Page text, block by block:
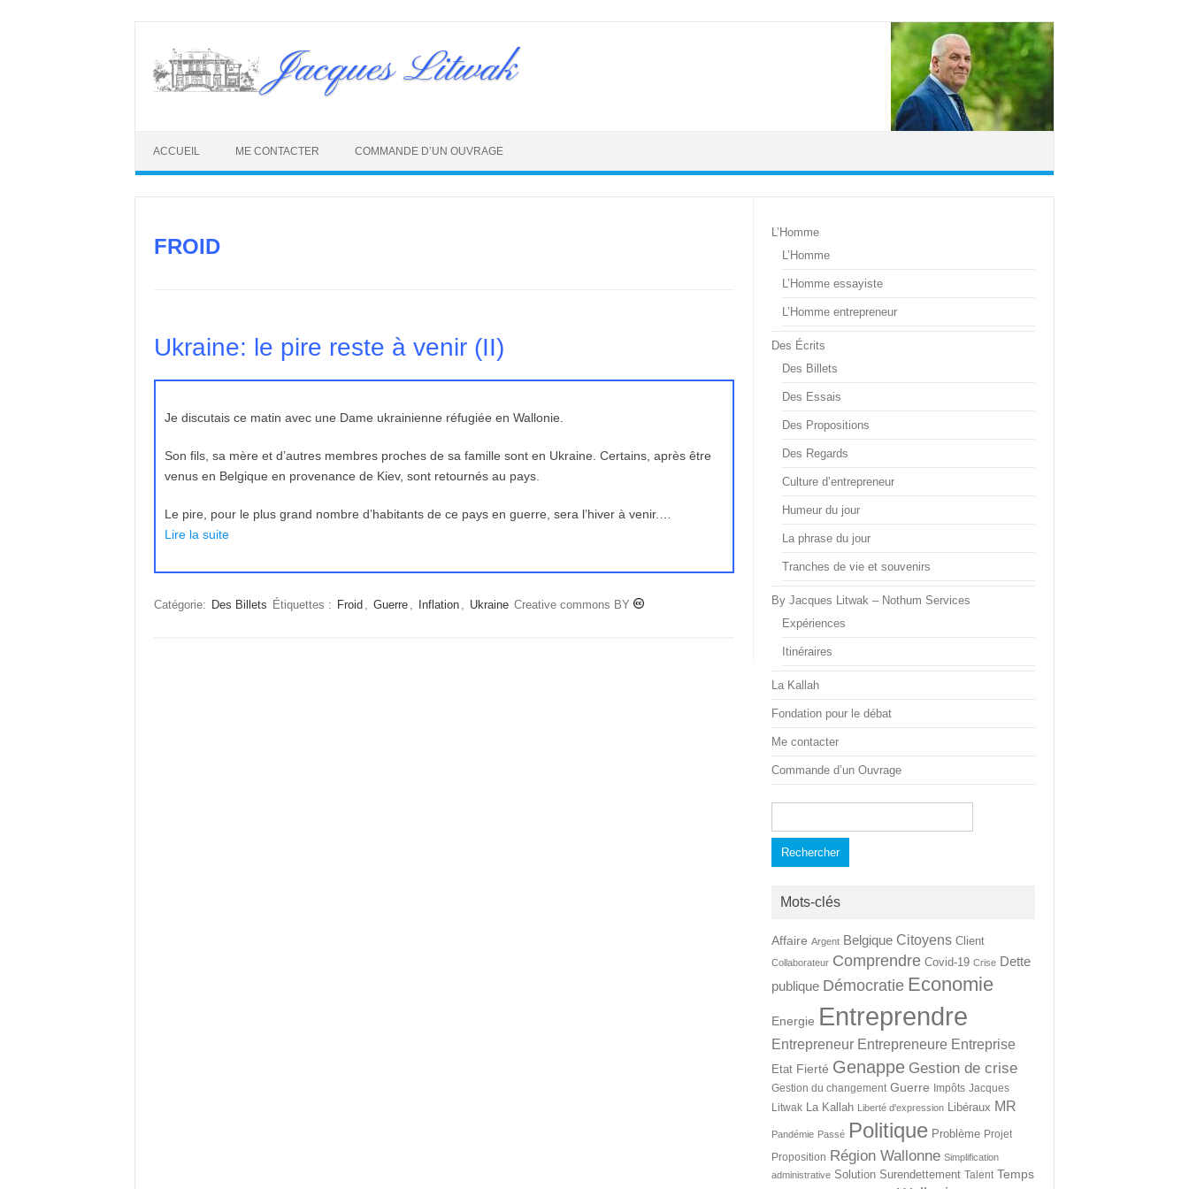
content
Jacques Litwak
ACCUEIL ME CONTACTER COMMANDE D’UN OUVRAGE
FROID
Ukraine: le pire reste à venir (II)
Je discutais ce matin avec une Dame ukrainienne réfugiée en Wallonie.
Son fils, sa mère et d’autres membres proches de sa famille sont en Ukraine. Certains, après être
venus en Belgique en provenance de Kiev, sont retournés au pays.
Le pire, pour le plus grand nombre d’habitants de ce pays en guerre, sera l’hiver à venir.…
Lire la suite
Catégorie: Des Billets Étiquettes : Froid , Guerre , Inflation , Ukraine Creative commons BY
L’Homme
L’Homme
L’Homme essayiste
L’Homme entrepreneur
Des Écrits
Des Billets
Des Essais
Des Propositions
Des Regards
Culture d’entrepreneur
Humeur du jour
La phrase du jour
Tranches de vie et souvenirs
By Jacques Litwak – Nothum Services
Expériences
Itinéraires
La Kallah
Fondation pour le débat
Me contacter
Commande d’un Ouvrage
Mots-clés
Affaire Argent Belgique Citoyens Client
Collaborateur Comprendre Covid-19 Crise Dette
publique Démocratie Economie
Energie Entreprendre
Entrepreneur Entrepreneure Entreprise
Etat Fierté Genappe Gestion de crise
Gestion du changement Guerre Impôts Jacques
Litwak La Kallah Liberté d'expression Libéraux MR
Pandémie Passé Politique Problème Projet
Proposition Région Wallonne Simplification
administrative Solution Surendettement Talent Temps